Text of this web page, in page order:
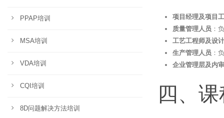
项目经理及项目
质量管理人员 ：
工艺工程师及设
生产管理人员 ：
企业管理层及内
四、
PPAP培训
MSA培训
VDA培训
CQI培训
8D问题解决方法培训